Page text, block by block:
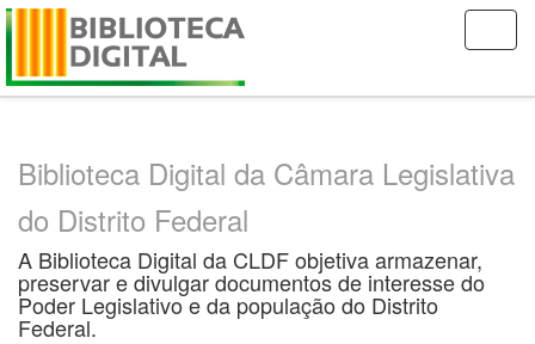
Skip
Biblioteca Digital da Câmara Legislativa
do Distrito Federal
A Biblioteca Digital da CLDF objetiva armazenar,
preservar e divulgar documentos de interesse do
Poder Legislativo e da população do Distrito
Federal.